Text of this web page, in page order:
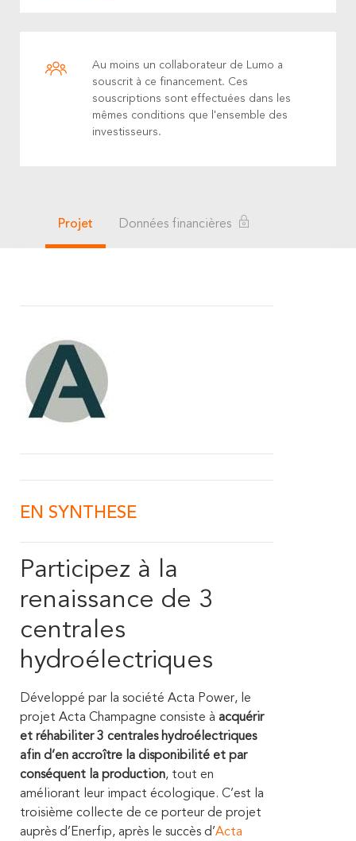
Au moins un collaborateur de Lumo a
souscrit à ce financement. Ces
souscriptions sont effectuées dans les
mêmes conditions que l'ensemble des
investisseurs.
Projet Données financières
EN SYNTHESE
Participez à la
renaissance de 3
centrales
hydroélectriques
Développé par la société Acta Power, le
projet Acta Champagne consiste à acquérir
et réhabiliter 3 centrales hydroélectriques
afin d’en accroître la disponibilité et par
conséquent la production, tout en
améliorant leur impact écologique. C’est la
troisième collecte de ce porteur de projet
auprès d’Enerfip, après le succès d’Acta